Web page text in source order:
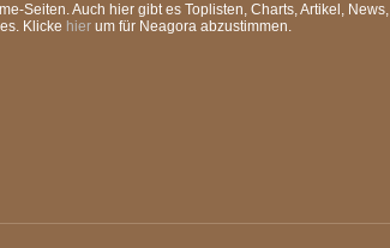
Seiten. Auch hier gibt es Toplisten, Charts, Artikel, News,
Klicke hier um für Neagora abzustimmen.